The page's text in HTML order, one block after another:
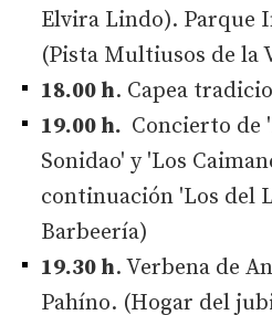
Elvira Lindo).
(Pista Multiusos de la
18.00 h. Capea
19.00 h. Concierto de
Sonidao' y 'Los
continuación 'Los del
Barbeería)
19.30 h. Verbena de
Pahíno. (Hogar del